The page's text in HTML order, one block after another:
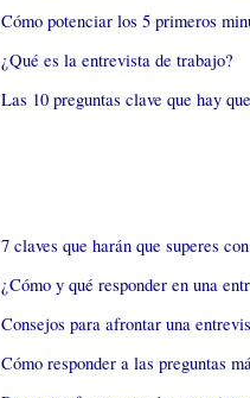
Cómo potenciar los 5 primeros
¿Qué es la entrevista de trabajo?
Las 10 preguntas clave que hay
7 claves que harán que superes
¿Cómo y qué responder en una
Consejos para afrontar una
Cómo responder a las preguntas